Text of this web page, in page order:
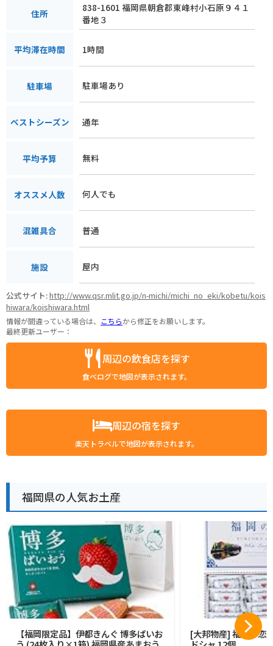
住所
838-1601 福岡県朝倉郡東峰村小石原９４１
番地３
平均滞在時間 1時間
駐車場 駐車場あり
ベストシーズン 通年
平均予算 無料
オススメ人数 何人でも
混雑具合 普通
施設 屋内
公式サイト:http://www.qsr.mlit.go.jp/n-michi/michi_no_eki/kobetu/kois
hiwara/koishiwara.html
情報が間違っている場合は、 こちらから修正をお願いします。
最終更新ユーザー：
周辺の飲食店を探す
食べログで地図が表示されます。
周辺の宿を探す
楽天トラベルで地図が表示されます。
福岡県の人気お土産
【福岡限定品】伊都きんぐ 博多ぱいお
[大邦物産] 福岡の恋